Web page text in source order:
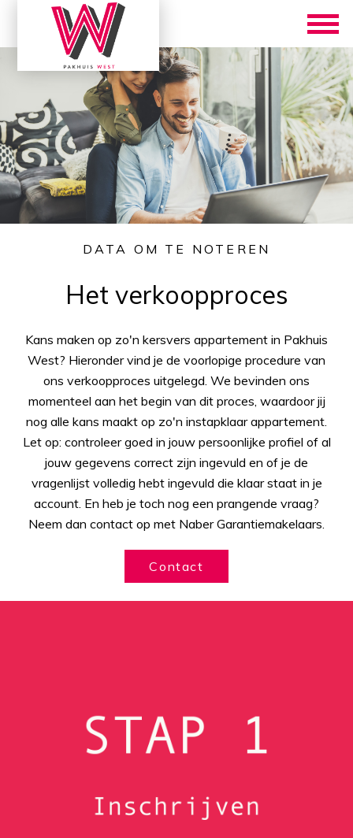
DATA OM TE NOTEREN
Het verkoopproces
Kans maken op zo'n kersvers appartement in Pakhuis
West? Hieronder vind je de voorlopige procedure van
ons verkoopproces uitgelegd. We bevinden ons
momenteel aan het begin van dit proces, waardoor jij
nog alle kans maakt op zo'n instapklaar appartement.
Let op: controleer goed in jouw persoonlijke profiel of al
jouw gegevens correct zijn ingevuld en of je de
vragenlijst volledig hebt ingevuld die klaar staat in je
account. En heb je toch nog een prangende vraag?
Neem dan contact op met Naber Garantiemakelaars.
Contact